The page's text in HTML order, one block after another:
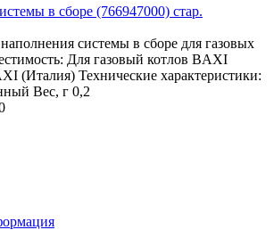
в сборе (766947000) стар.
системы в сборе для газовых
Для газовый котлов BAXI
(Италия) Технические характеристики:
Вес, г 0,2